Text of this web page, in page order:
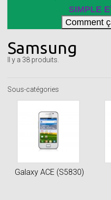
SIMPLE
Samsung
Il y a 38 produits.
Sous-catégories
Galaxy ACE (S5830)